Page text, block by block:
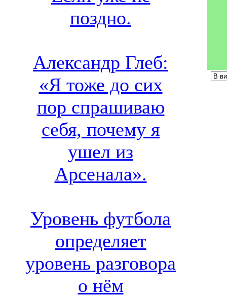
поздно.
Александр Глеб:
«Я тоже до сих
пор спрашиваю
себя, почему я
ушел из
Арсенала».
Уровень футбола
определяет
уровень разговора
о нём